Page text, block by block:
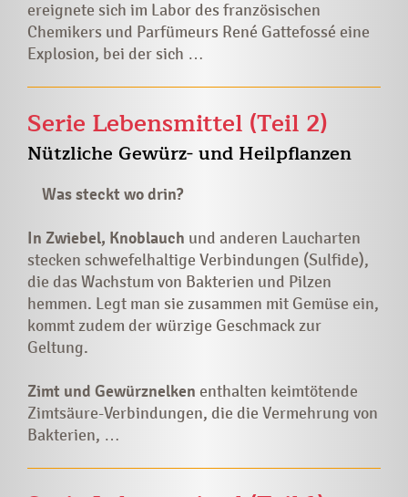
ereignete sich im Labor des französischen
Chemikers und Parfümeurs René Gattefossé eine
Explosion, bei der sich …
Serie Lebensmittel (Teil 2)
Nützliche Gewürz- und Heilpflanzen
Was steckt wo drin?
In Zwiebel, Knoblauch und anderen Laucharten
stecken schwefelhaltige Verbindungen (Sulfide),
die das Wachstum von Bakterien und Pilzen
hemmen. Legt man sie zusammen mit Gemüse ein,
kommt zudem der würzige Geschmack zur
Geltung.
Zimt und Gewürznelken enthalten keimtötende
Zimtsäure-Verbindungen, die die Vermehrung von
Bakterien, …